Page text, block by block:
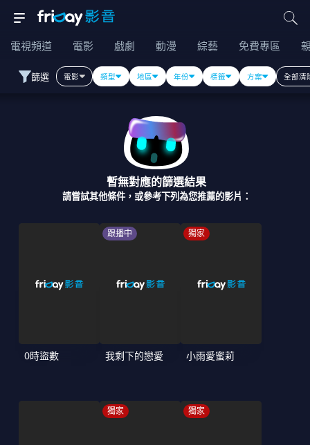
電視頻道 電影 戲劇 動漫 綜藝 免費專區
篩選 電影 類型 地區 年份 標籤 方案 全部清
暫無對應的篩選結果
請嘗試其他條件，或參考下列為您推薦的影片：
0時盜數
跟播中
我剩下的戀愛
獨家
小雨愛蜜莉
獨家 獨家